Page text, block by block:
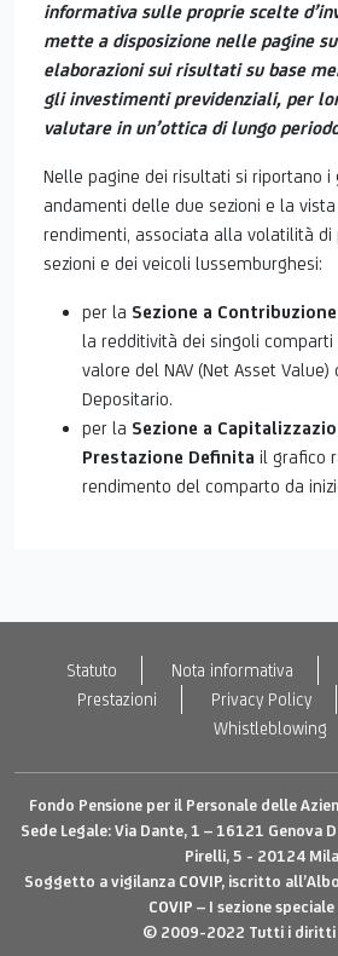
informativa sulle proprie scelte
mette a disposizione nelle pagine
elaborazioni sui risultati su base
gli investimenti previdenziali, per
valutare in un’ottica di lungo
Nelle pagine dei risultati si riportano
andamenti delle due sezioni e la
rendimenti, associata alla volatilità di
sezioni e dei veicoli lussemburghesi:
per la Sezione a Contribuzione
la redditività dei singoli comparti
valore del NAV (Net Asset
Depositario.
per la Sezione a
Prestazione Definita il grafico
rendimento del comparto da
Statuto Nota informativa
Prestazioni
Privacy Policy
Whistleblowing
Fondo Pensione per il Personale delle
Sede Legale: Via Dante, 1 – 16121 Genova
Pirelli, 5 - 20124
Soggetto a vigilanza COVIP, iscritto
COVIP – I sezione
© 2009-2022 Tutti i diritti